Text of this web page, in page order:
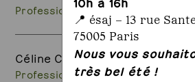
📍 ésaj – 13 rue
75005 Paris
Nous vous
très bel été !
Professionnel · Troyes
Céline CAPRON
Professionnel · Lille